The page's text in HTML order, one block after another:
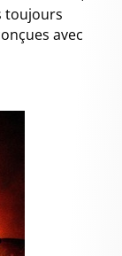
toujours
avec